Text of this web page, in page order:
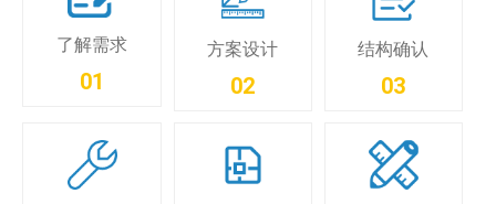
了解需求
01
方案设计
02
结构确认
03